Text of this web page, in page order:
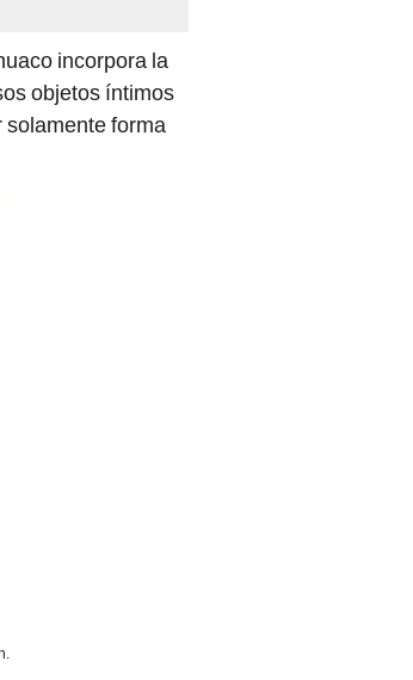
incorpora la
objetos íntimos
solamente forma